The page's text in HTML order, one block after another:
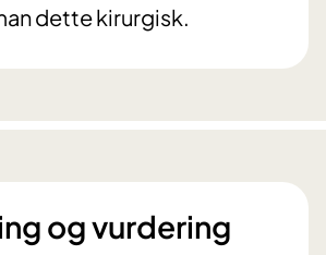
dette kirurgisk.
og vurdering